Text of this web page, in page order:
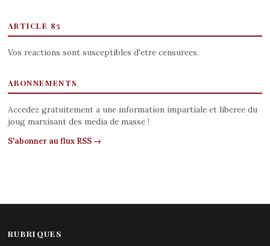
ARTICLE 85
Vos reactions sont susceptibles d'etre censurees.
ABONNEMENTS
Accedez gratuitement a une information impartiale et liberee du
joug marxisant des media de masse !
S'abonner au flux RSS →
RUBRIQUES